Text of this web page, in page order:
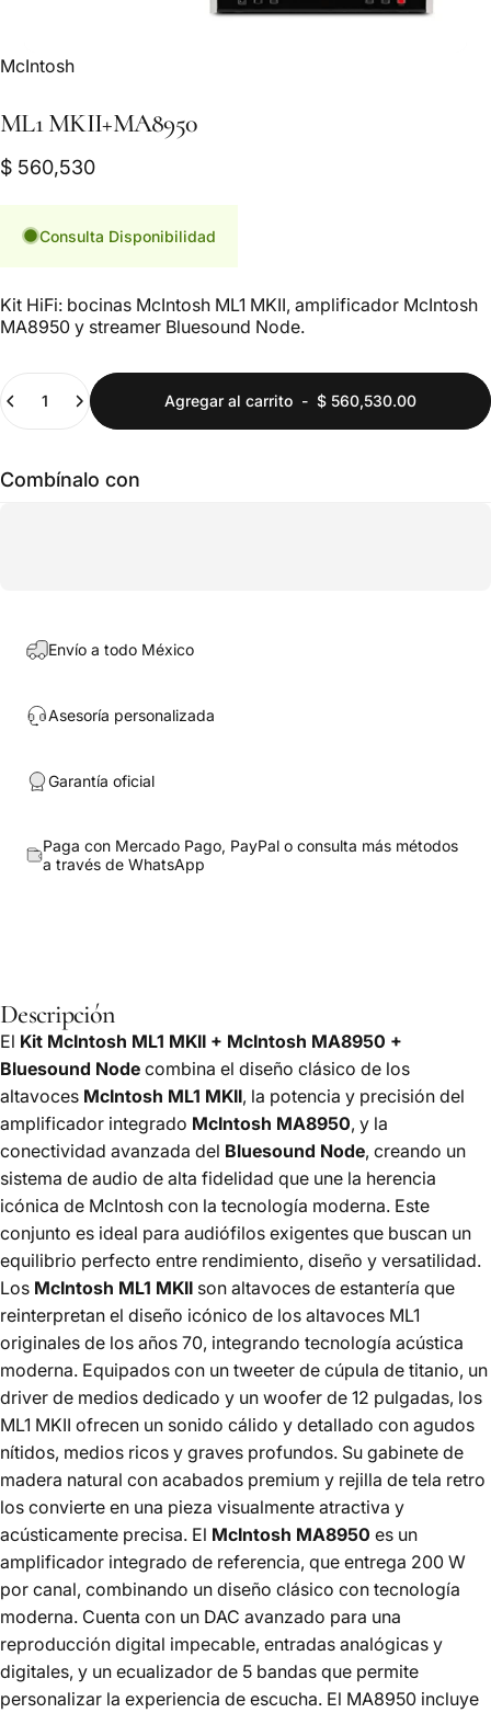
Marca:
McIntosh
ML1 MKII+MA8950
$ 560,530
Consulta Disponibilidad
Kit HiFi: bocinas McIntosh ML1 MKII, amplificador McIntosh
MA8950 y streamer Bluesound Node.
Cantidad
Agregar al carrito - $ 560,530.00
Combínalo con
Envío a todo México
Asesoría personalizada
Garantía oficial
Paga con Mercado Pago, PayPal o consulta más métodos
a través de WhatsApp
Descripción
El Kit McIntosh ML1 MKII + McIntosh MA8950 +
Bluesound Node combina el diseño clásico de los
altavoces McIntosh ML1 MKII, la potencia y precisión del
amplificador integrado McIntosh MA8950, y la
conectividad avanzada del Bluesound Node, creando un
sistema de audio de alta fidelidad que une la herencia
icónica de McIntosh con la tecnología moderna. Este
conjunto es ideal para audiófilos exigentes que buscan un
equilibrio perfecto entre rendimiento, diseño y versatilidad.
Los McIntosh ML1 MKII son altavoces de estantería que
reinterpretan el diseño icónico de los altavoces ML1
originales de los años 70, integrando tecnología acústica
moderna. Equipados con un tweeter de cúpula de titanio, un
driver de medios dedicado y un woofer de 12 pulgadas, los
ML1 MKII ofrecen un sonido cálido y detallado con agudos
nítidos, medios ricos y graves profundos. Su gabinete de
madera natural con acabados premium y rejilla de tela retro
los convierte en una pieza visualmente atractiva y
acústicamente precisa. El McIntosh MA8950 es un
amplificador integrado de referencia, que entrega 200 W
por canal, combinando un diseño clásico con tecnología
moderna. Cuenta con un DAC avanzado para una
reproducción digital impecable, entradas analógicas y
digitales, y un ecualizador de 5 bandas que permite
personalizar la experiencia de escucha. El MA8950 incluye